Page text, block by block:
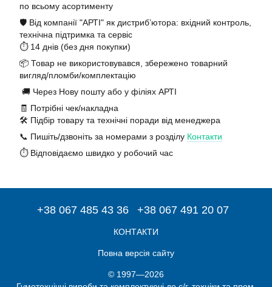
по всьому асортименту
🛡️ Від компанії "АРТІ" як дистриб’ютора: вхідний контроль,
технічна підтримка та сервіс
⏱️ 14 днів (без дня покупки)
📦 Товар не використовувався, збережено товарний
вигляд/пломби/комплектацію
🚚 Через Нову пошту або у філіях АРТІ
🧾 Потрібні чек/накладна
🛠️ Підбір товару та технічні поради від менеджера
📞 Пишіть/дзвоніть за номерами з розділу Контакти
⏱️ Відповідаємо швидко у робочий час
+38 067 485 43 36 +38 067 491 20 07
КОНТАКТИ
Повна версія сайту
© 1997—2026